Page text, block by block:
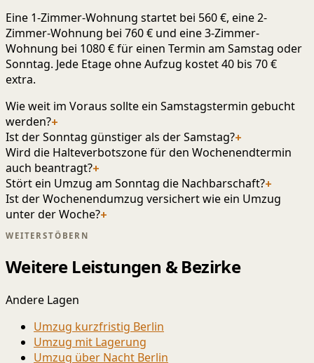
Eine 1-Zimmer-Wohnung startet bei 560 €, eine 2-
Zimmer-Wohnung bei 760 € und eine 3-Zimmer-
Wohnung bei 1080 € für einen Termin am Samstag oder
Sonntag. Jede Etage ohne Aufzug kostet 40 bis 70 €
extra.
Wie weit im Voraus sollte ein Samstagstermin gebucht
werden?+
Ist der Sonntag günstiger als der Samstag?+
Wird die Halteverbotszone für den Wochenendtermin
auch beantragt?+
Stört ein Umzug am Sonntag die Nachbarschaft?+
Ist der Wochenendumzug versichert wie ein Umzug
unter der Woche?+
WEITERSTÖBERN
Weitere Leistungen & Bezirke
Andere Lagen
Umzug kurzfristig Berlin
Umzug mit Lagerung
Umzug über Nacht Berlin